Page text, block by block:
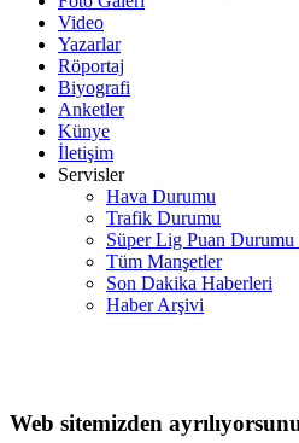
Video
Yazarlar
Röportaj
Biyografi
Anketler
Künye
İletişim
Servisler
Hava Durumu
Trafik Durumu
Süper Lig Puan
Tüm Manşetler
Son Dakika Haberleri
Haber Arşivi
Web sitemizden